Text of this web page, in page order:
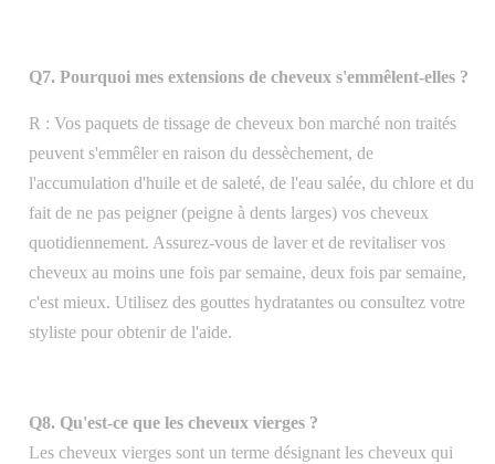
Q7. Pourquoi mes extensions de cheveux s'emmêlent-elles ?
R : Vos paquets de tissage de cheveux bon marché non traités
peuvent s'emmêler en raison du dessèchement, de
l'accumulation d'huile et de saleté, de l'eau salée, du chlore et du
fait de ne pas peigner (peigne à dents larges) vos cheveux
quotidiennement. Assurez-vous de laver et de revitaliser vos
cheveux au moins une fois par semaine, deux fois par semaine,
c'est mieux. Utilisez des gouttes hydratantes ou consultez votre
styliste pour obtenir de l'aide.
Q8. Qu'est-ce que les cheveux vierges ?
Les cheveux vierges sont un terme désignant les cheveux qui